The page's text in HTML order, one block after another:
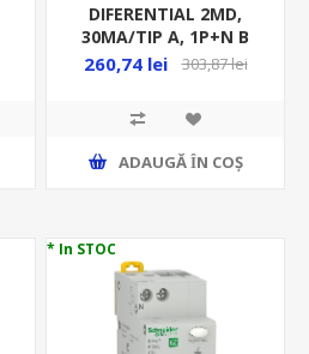
DIFERENTIAL 2MD,
30MA/TIP A, 1P+N B
16A, 10KA, RCBO ICV40,
260,74 lei 303,87 lei
ADAUGĂ ȊN COŞ
* In STOC